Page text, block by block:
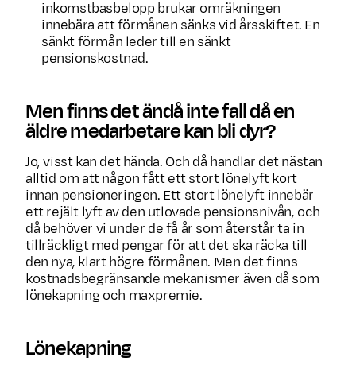
inkomstbasbelopp brukar omräkningen
innebära att förmånen sänks vid årsskiftet. En
sänkt förmån leder till en sänkt
pensionskostnad.
Men finns det ändå inte fall då en
äldre medarbetare kan bli dyr?
Jo, visst kan det hända. Och då handlar det nästan
alltid om att någon fått ett stort lönelyft kort
innan pensioneringen. Ett stort lönelyft innebär
ett rejält lyft av den utlovade pen­sions­nivån, och
då behöver vi under de få år som återstår ta in
tillräckligt med pengar för att det ska räcka till
den nya, klart högre förmånen. Men det finns
kostnads­begräns­ande mekanismer även då som
lönekapning och maxpremie.
Lönekapning